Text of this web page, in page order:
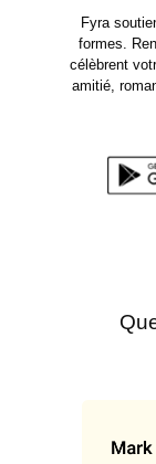
Fyra
formes.
célèbrent
amitié,